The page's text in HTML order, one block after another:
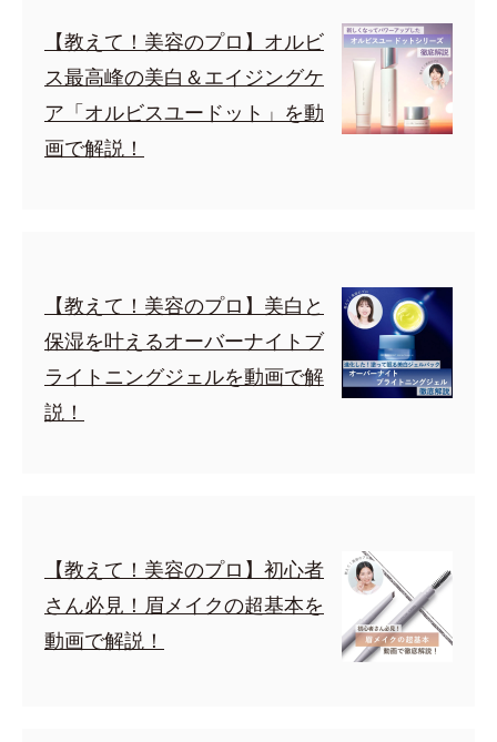
【教えて！美容のプロ】オルビ
ス最高峰の美白＆エイジングケ
ア「オルビスユードット」を動
画で解説！
【教えて！美容のプロ】美白と
保湿を叶えるオーバーナイトブ
ライトニングジェルを動画で解
説！
【教えて！美容のプロ】初心者
さん必見！眉メイクの超基本を
動画で解説！